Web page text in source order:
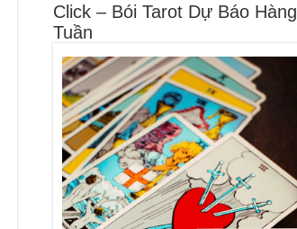
Click – Bói Tarot Dự Báo Hàng
Tuần